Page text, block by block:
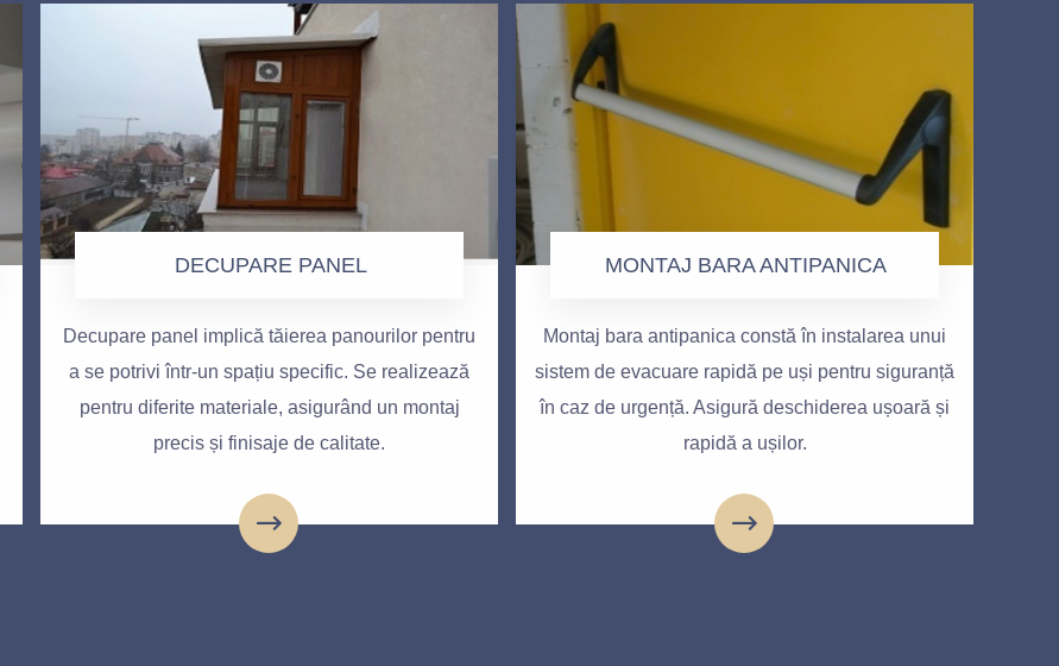
DECUPARE PANEL
Decupare panel implică tăierea panourilor pentru
a se potrivi într-un spațiu specific. Se realizează
pentru diferite materiale, asigurând un montaj
precis și finisaje de calitate.
MONTAJ BARA ANTIPANICA
Montaj bara antipanica constă în instalarea unui
sistem de evacuare rapidă pe uși pentru siguranță
în caz de urgență. Asigură deschiderea ușoară și
rapidă a ușilor.